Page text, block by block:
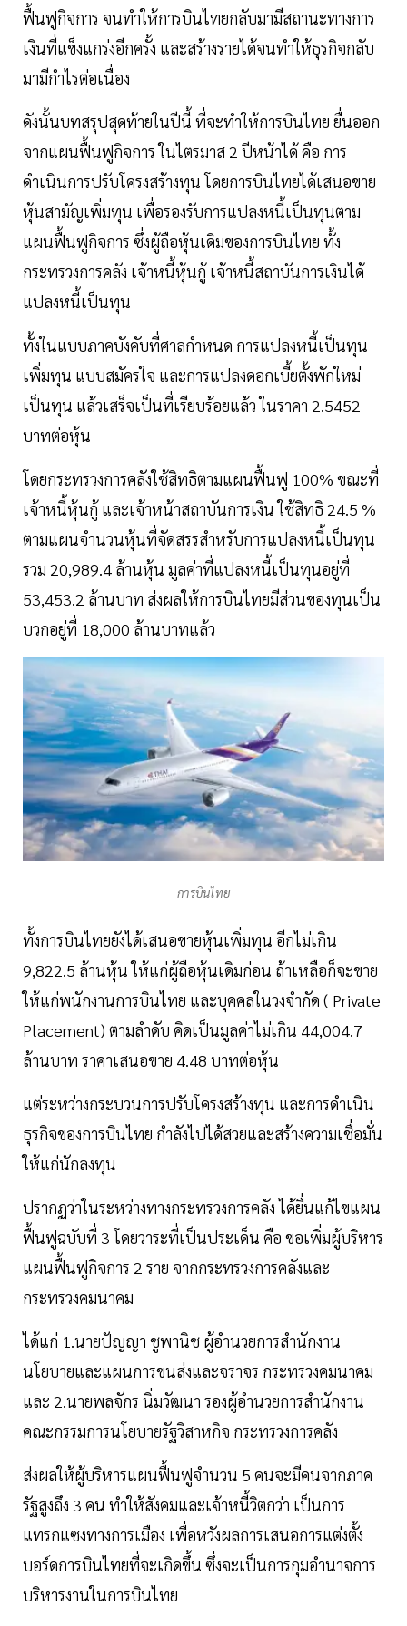
ฟื้นฟูกิจการ จนทำให้การบินไทยกลับมามีสถานะทางการ
เงินที่แข็งแกร่งอีกครั้ง และสร้างรายได้จนทำให้ธุรกิจกลับ
มามีกำไรต่อเนื่อง
ดังนั้นบทสรุปสุดท้ายในปีนี้ ที่จะทำให้การบินไทย ยื่นออก
จากแผนฟื้นฟูกิจการ ในไตรมาส 2 ปีหน้าได้ คือ การ
ดำเนินการปรับโครงสร้างทุน โดยการบินไทยได้เสนอขาย
หุ้นสามัญเพิ่มทุน เพื่อรองรับการแปลงหนี้เป็นทุนตาม
แผนฟื้นฟูกิจการ ซึ่งผู้ถือหุ้นเดิมของการบินไทย ทั้ง
กระทรวงการคลัง เจ้าหนี้หุ้นกู้ เจ้าหนี้สถาบันการเงินได้
แปลงหนี้เป็นทุน
ทั้งในแบบภาคบังคับที่ศาลกำหนด การแปลงหนี้เป็นทุน
เพิ่มทุน แบบสมัครใจ และการแปลงดอกเบี้ยตั้งพักใหม่
เป็นทุน แล้วเสร็จเป็นที่เรียบร้อยแล้ว ในราคา 2.5452
บาทต่อหุ้น
โดยกระทรวงการคลังใช้สิทธิตามแผนฟื้นฟู 100% ขณะที่
เจ้าหนี้หุ้นกู้ และเจ้าหน้าสถาบันการเงิน ใช้สิทธิ 24.5 %
ตามแผนจำนวนหุ้นที่จัดสรรสำหรับการแปลงหนี้เป็นทุน
รวม 20,989.4 ล้านหุ้น มูลค่าที่แปลงหนี้เป็นทุนอยู่ที่
53,453.2 ล้านบาท ส่งผลให้การบินไทยมีส่วนของทุนเป็น
บวกอยู่ที่ 18,000 ล้านบาทแล้ว
การบินไทย
ทั้งการบินไทยยังได้เสนอขายหุ้นเพิ่มทุน อีกไม่เกิน
9,822.5 ล้านหุ้น ให้แก่ผู้ถือหุ้นเดิมก่อน ถ้าเหลือก็จะขาย
ให้แก่พนักงานการบินไทย และบุคคลในวงจำกัด ( Private
Placement) ตามลำดับ คิดเป็นมูลค่าไม่เกิน 44,004.7
ล้านบาท ราคาเสนอขาย 4.48 บาทต่อหุ้น
แต่ระหว่างกระบวนการปรับโครงสร้างทุน และการดำเนิน
ธุรกิจของการบินไทย กำลังไปได้สวยและสร้างความเชื่อมั่น
ให้แก่นักลงทุน
ปรากฏว่าในระหว่างทางกระทรวงการคลัง ได้ยื่นแก้ไขแผน
ฟื้นฟูฉบับที่ 3 โดยวาระที่เป็นประเด็น คือ ขอเพิ่มผู้บริหาร
แผนฟื้นฟูกิจการ 2 ราย จากกระทรวงการคลังและ
กระทรวงคมนาคม
ได้แก่ 1.นายปัญญา ชูพานิช ผู้อำนวยการสำนักงาน
นโยบายและแผนการขนส่งและจราจร กระทรวงคมนาคม
และ 2.นายพลจักร นิ่มวัฒนา รองผู้อำนวยการสำนักงาน
คณะกรรมการนโยบายรัฐวิสาหกิจ กระทรวงการคลัง
ส่งผลให้ผู้บริหารแผนฟื้นฟูจำนวน 5 คนจะมีคนจากภาค
รัฐสูงถึง 3 คน ทำให้สังคมและเจ้าหนี้วิตกว่า เป็นการ
แทรกแซงทางการเมือง เพื่อหวังผลการเสนอการแต่งตั้ง
บอร์ดการบินไทยที่จะเกิดขึ้น ซึ่งจะเป็นการกุมอำนาจการ
บริหารงานในการบินไทย